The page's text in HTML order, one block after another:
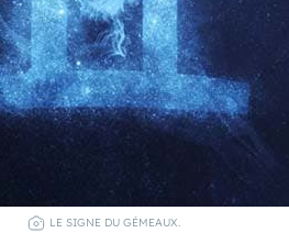
LE SIGNE DU GÉMEAUX.